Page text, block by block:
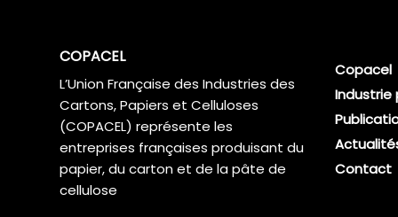
COPACEL
L’Union Française des Industries des
Cartons, Papiers et Celluloses
(COPACEL) représente les
entreprises françaises produisant du
papier, du carton et de la pâte de
cellulose
Copacel
Contact